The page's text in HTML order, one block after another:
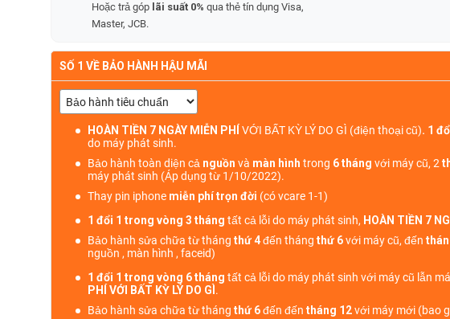
Hoặc trả góp lãi suất 0% qua thẻ tín dụng Visa,
Master, JCB.
SỐ 1 VỀ BẢO HÀNH HẬU MÃI
HOÀN TIỀN 7 NGÀY MIỄN PHÍ VỚI BẤT KỲ LÝ DO GÌ (điện thoại cũ). 1
do máy phát sinh.
Bảo hành toàn diện cả nguồn và màn hình trong 6 tháng với máy cũ, 2
máy phát sinh (Áp dụng từ 1/10/2022).
Thay pin iphone miễn phí trọn đời (có vcare 1-1)
1 đổi 1 trong vòng 3 tháng tất cả lỗi do máy phát sinh, HOÀN TIỀN 7
Bảo hành sửa chữa từ tháng thứ 4đến tháng thứ 6với máy cũ, đến
nguồn , màn hình , faceid)
1 đổi 1 trong vòng 6 tháng tất cả lỗi do máy phát sinh với máy cũ lẫn
PHÍ VỚI BẤT KỲ LÝ DO GÌ .
Bảo hành sửa chữa từ tháng thứ 6đến đến tháng 12với máy mới (bao